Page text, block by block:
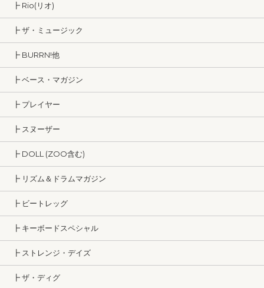
┣ Rio(リオ)
┣ ザ・ミュージック
┣ BURRN!他
┣ ベース・マガジン
┣ プレイヤー
┣ スヌーザー
┣ DOLL (ZOO含む)
┣ リズム＆ドラムマガジン
┣ ビートレッグ
┣ キーボードスペシャル
┣ ストレンジ・デイズ
┣ ザ・ディグ